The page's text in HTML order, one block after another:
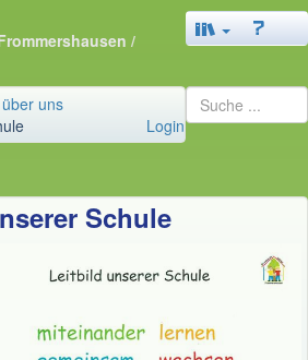
/
uns
Login
Schule